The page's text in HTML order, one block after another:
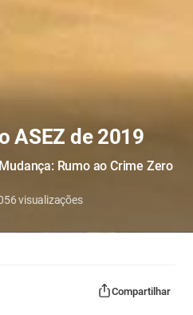
ASEZ de 2019
Rumo ao Crime Zero
visualizações
Compartilhar